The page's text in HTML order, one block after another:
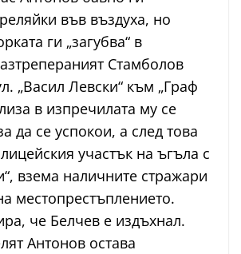
във въздуха, но
ги „загубва“ в
Стамболов
„Васил Левски“ към „Граф
в изпречилата му се
да се успокои, а след това
участък на ъгъла с
взема наличните стражари
местопрестъплението.
че Белчев е издъхнал.
Антонов остава